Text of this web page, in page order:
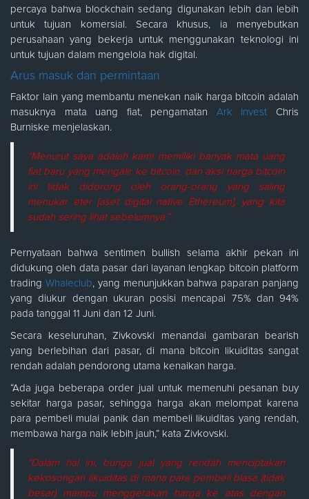
percaya bahwa blockchain sedang digunakan lebih dan lebih
untuk tujuan komersial. Secara khusus, ia menyebutkan
perusahaan yang bekerja untuk menggunakan teknologi ini
untuk tujuan dalam mengelola hak digital.
Arus masuk dan permintaan
Faktor lain yang membantu menekan naik harga bitcoin adalah
masuknya mata uang fiat, pengamatan Ark Invest Chris
Burniske menjelaskan.
“Menurut saya adalah kami memiliki banyak mata uang
fiat baru yang mengalir ke bitcoin, dan aksi harga bitcoin
ini tidak didorong oleh orang-orang yang saling
menukar eter [aset digital native Ethereum], yang kita
sudah sering lihat sebelumnya.”
Pernyataan bahwa sentimen bullish selama akhir pekan ini
didukung oleh data pasar dari layanan lengkap bitcoin platform
trading Whaleclub, yang menunjukkan bahwa paparan panjang
yang diukur dengan ukuran posisi mencapai 75% dan 94%
pada tanggal 11 Juni dan 12 Juni.
Secara keseluruhan, Zivkovski menandai gambaran bearish
yang berlebihan dari pasar, di mana bitcoin likuiditas sangat
rendah adalah pendorong utama kenaikan harga.
“Ada juga beberapa order jual untuk memenuhi pesanan buy
sekitar harga pasar, sehingga harga akan melompat karena
para pembeli mulai panik dan membeli likuiditas yang rendah,
membawa harga naik lebih jauh,” kata Zivkovski.
“Dalam hal ini, bunga jual yang rendah menciptakan
kekosongan likuiditas di mana para pembeli biasa (tidak
besar) mampu menggerakan harga ke atas dengan